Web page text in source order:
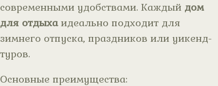
современными удобствами. Каждый дом
для отдыхаидеально подходит для
зимнего отпуска, праздников или уикенд-
туров.
Основные преимущества: